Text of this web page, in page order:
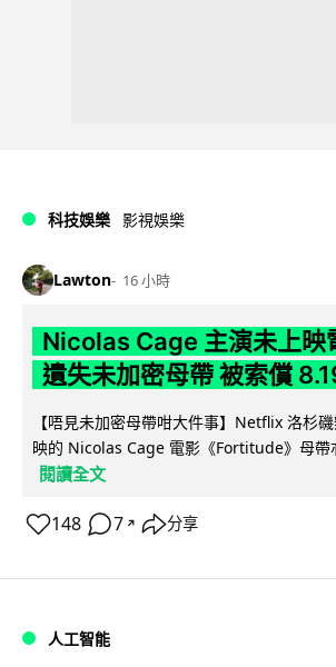
科技娛樂 影視娛樂
Lawton 16 小時
Nicolas Cage 主演未上
遺失未加密母帶 被索償
【唔見未加密母帶咁大件事】Netflix 洛杉
映的 Nicolas Cage 電影《Fortitude》母帶
閱讀全文
148 7 ↗ 分享
人工智能